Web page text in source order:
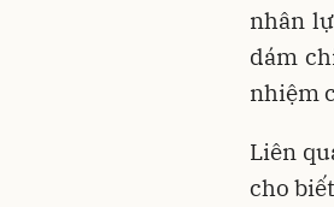
nhân
dám
nhiệm
Liên
cho